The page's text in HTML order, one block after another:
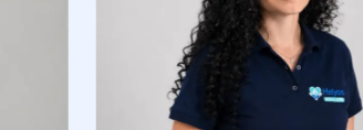
для достижения максимального
оборудование — для
уровень профессионализма —